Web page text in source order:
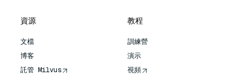
資源
文檔
博客
託管 Milvus
教程
訓練營
演示
視頻